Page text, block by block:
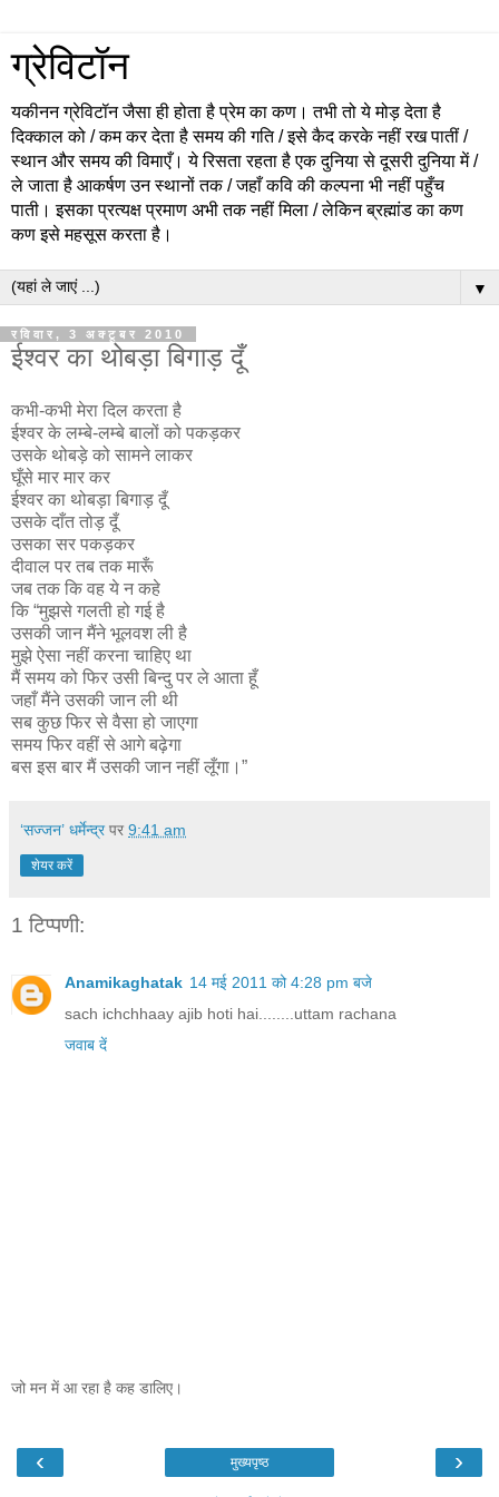
ग्रेविटॉन
यकीनन ग्रेविटॉन जैसा ही होता है प्रेम का कण। तभी तो ये मोड़ देता है
दिक्काल को / कम कर देता है समय की गति / इसे कैद करके नहीं रख पातीं /
स्थान और समय की विमाएँ। ये रिसता रहता है एक दुनिया से दूसरी दुनिया में /
ले जाता है आकर्षण उन स्थानों तक / जहाँ कवि की कल्पना भी नहीं पहुँच
पाती। इसका प्रत्यक्ष प्रमाण अभी तक नहीं मिला / लेकिन ब्रह्मांड का कण
कण इसे महसूस करता है।
▼
रविवार, 3 अक्टूबर 2010
ईश्वर का थोबड़ा बिगाड़ दूँ
कभी-कभी मेरा दिल करता है
ईश्वर के लम्बे-लम्बे बालों को पकड़कर
उसके थोबड़े को सामने लाकर
घूँसे मार मार कर
ईश्वर का थोबड़ा बिगाड़ दूँ
उसके दाँत तोड़ दूँ
उसका सर पकड़कर
दीवाल पर तब तक मारूँ
जब तक कि वह ये न कहे
कि “मुझसे गलती हो गई है
उसकी जान मैंने भूलवश ली है
मुझे ऐसा नहीं करना चाहिए था
मैं समय को फिर उसी बिन्दु पर ले आता हूँ
जहाँ मैंने उसकी जान ली थी
सब कुछ फिर से वैसा हो जाएगा
समय फिर वहीं से आगे बढ़ेगा
बस इस बार मैं उसकी जान नहीं लूँगा।”
‘सज्जन’ धर्मेन्द्र पर 9:41 am
शेयर करें
1 टिप्पणी:
Anamikaghatak 14 मई 2011 को 4:28 pm बजे
sach ichchhaay ajib hoti hai........uttam rachana
जवाब दें
जो मन में आ रहा है कह डालिए।
‹ ›
मुख्यपृष्ठ